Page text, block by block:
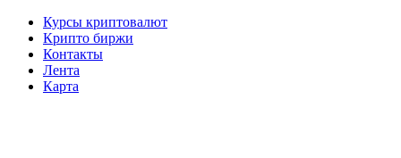
Курсы криптовалют
Крипто биржи
Контакты
Лента
Карта